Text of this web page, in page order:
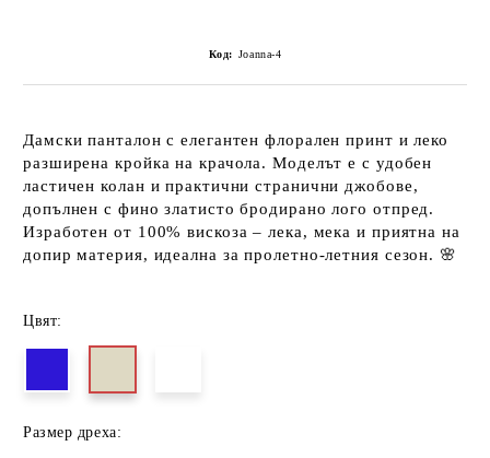
Код: Joanna-4
Дамски панталон с елегантен флорален принт и леко
разширена кройка на крачола. Моделът е с удобен
ластичен колан и практични странични джобове,
допълнен с фино златисто бродирано лого отпред.
Изработен от 100% вискоза – лека, мека и приятна на
допир материя, идеална за пролетно-летния сезон. 🌸
Цвят:
Размер дреха: